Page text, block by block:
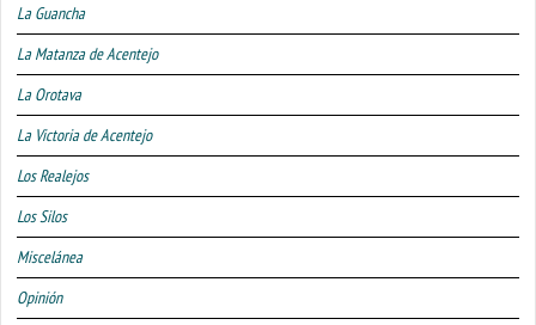
La Guancha
La Matanza de Acentejo
La Orotava
La Victoria de Acentejo
Los Realejos
Los Silos
Miscelánea
Opinión